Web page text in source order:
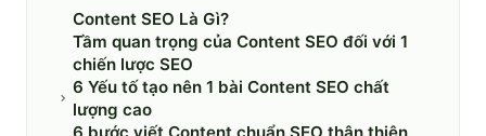
Content SEO Là Gì?
Tầm quan trọng của Content SEO đối với 1
chiến lược SEO
6 Yếu tố tạo nên 1 bài Content SEO chất
lượng cao